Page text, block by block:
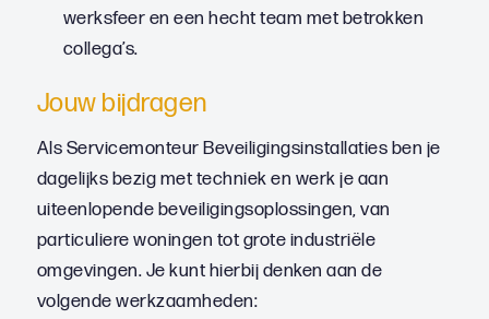
werksfeer en een hecht team met betrokken
collega’s.
Jouw bijdragen
Als Servicemonteur Beveiligingsinstallaties ben je
dagelijks bezig met techniek en werk je aan
uiteenlopende beveiligingsoplossingen, van
particuliere woningen tot grote industriële
omgevingen. Je kunt hierbij denken aan de
volgende werkzaamheden: